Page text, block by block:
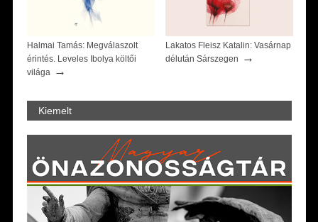
Halmai Tamás: Megválaszolt
érintés. Leveles Ibolya költői
világa
→
Lakatos Fleisz Katalin: Vasárnap
délután Sárszegen
→
Kiemelt